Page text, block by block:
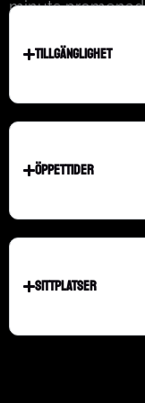
minuts
TILLGÄNGLIGHET
ÖPPETTIDER
SITTPLATSER